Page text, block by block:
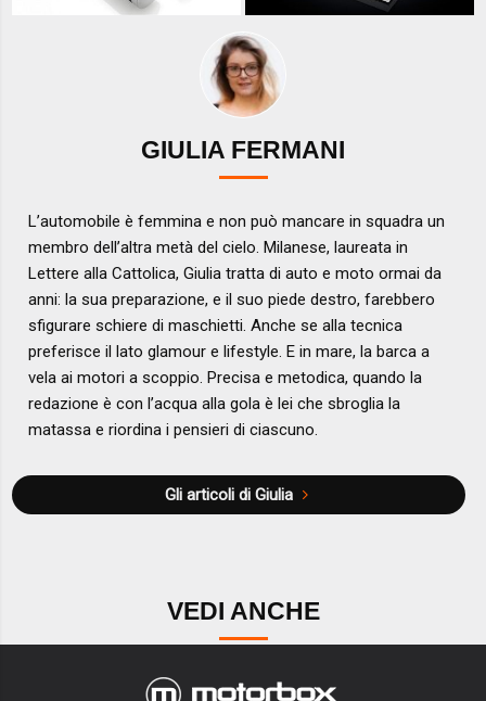
GIULIA FERMANI
L’automobile è femmina e non può mancare in squadra un
membro dell’altra metà del cielo. Milanese, laureata in
Lettere alla Cattolica, Giulia tratta di auto e moto ormai da
anni: la sua preparazione, e il suo piede destro, farebbero
sfigurare schiere di maschietti. Anche se alla tecnica
preferisce il lato glamour e lifestyle. E in mare, la barca a
vela ai motori a scoppio. Precisa e metodica, quando la
redazione è con l’acqua alla gola è lei che sbroglia la
matassa e riordina i pensieri di ciascuno.
Gli articoli di Giulia
VEDI ANCHE